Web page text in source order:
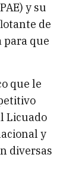
y su
de
para que
que le
Licuado
y
diversas